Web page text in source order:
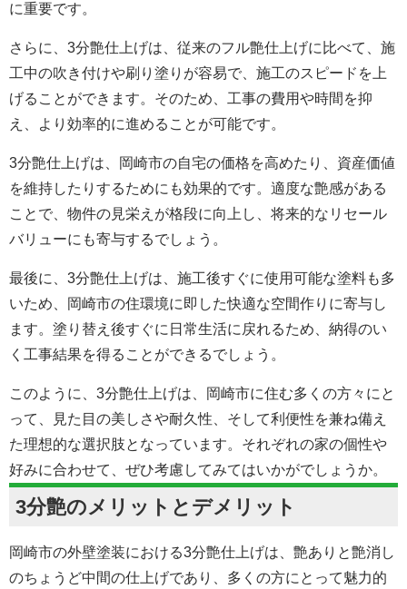
に重要です。
さらに、3分艶仕上げは、従来のフル艶仕上げに比べて、施
工中の吹き付けや刷り塗りが容易で、施工のスピードを上
げることができます。そのため、工事の費用や時間を抑
え、より効率的に進めることが可能です。
3分艶仕上げは、岡崎市の自宅の価格を高めたり、資産価値
を維持したりするためにも効果的です。適度な艶感がある
ことで、物件の見栄えが格段に向上し、将来的なリセール
バリューにも寄与するでしょう。
最後に、3分艶仕上げは、施工後すぐに使用可能な塗料も多
いため、岡崎市の住環境に即した快適な空間作りに寄与し
ます。塗り替え後すぐに日常生活に戻れるため、納得のい
く工事結果を得ることができるでしょう。
このように、3分艶仕上げは、岡崎市に住む多くの方々にと
って、見た目の美しさや耐久性、そして利便性を兼ね備え
た理想的な選択肢となっています。それぞれの家の個性や
好みに合わせて、ぜひ考慮してみてはいかがでしょうか。
3分艶のメリットとデメリット
岡崎市の外壁塗装における3分艶仕上げは、艶ありと艶消し
のちょうど中間の仕上げであり、多くの方にとって魅力的